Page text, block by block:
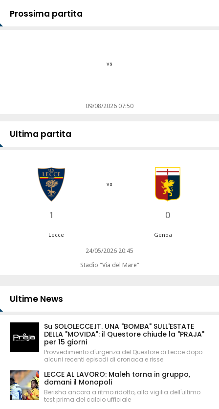
Prossima partita
vs
09/08/2026 07:50
Ultima partita
1
vs
0
Lecce Genoa
24/05/2026 20:45
Stadio "Via del Mare"
Ultime News
Su SOLOLECCE.IT. UNA "BOMBA" SULL'ESTATE
DELLA "MOVIDA": il Questore chiude la "PRAJA"
per 15 giorni
Provvedimento d'urgenza del Questore di Lecce dopo
alcuni recenti episodi di cronaca e risse
LECCE AL LAVORO: Maleh torna in gruppo,
domani il Monopoli
Berisha ancora a ritmo ridotto, alla vigilia dell'ultimo
test prima del calcio ufficiale